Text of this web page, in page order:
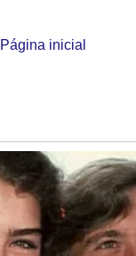
Página inicial